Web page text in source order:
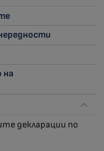
на
декларации по